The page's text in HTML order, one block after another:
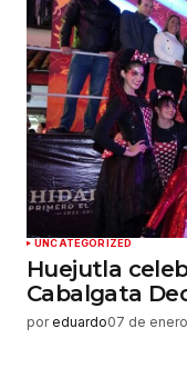
UNCATEGORIZED
Huejutla
Cabalgata
por eduardo07 de enero